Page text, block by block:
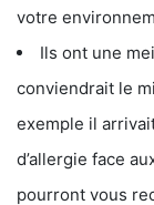
votre
Ils ont une
conviendrait le
exemple il
d’allergie face
pourront vous